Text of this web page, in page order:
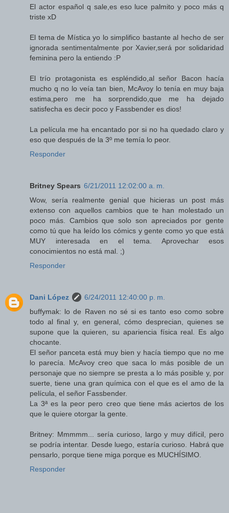
El actor español q sale,es eso luce palmito y poco más q
triste xD
El tema de Mística yo lo simplifico bastante al hecho de ser
ignorada sentimentalmente por Xavier,será por solidaridad
feminina pero la entiendo :P
El trío protagonista es espléndido,al señor Bacon hacía
mucho q no lo veía tan bien, McAvoy lo tenía en muy baja
estima,pero me ha sorprendido,que me ha dejado
satisfecha es decir poco y Fassbender es dios!
La película me ha encantado por si no ha quedado claro y
eso que después de la 3º me temía lo peor.
Responder
Britney Spears 6/21/2011 12:02:00 a. m.
Wow, sería realmente genial que hicieras un post más
extenso con aquellos cambios que te han molestado un
poco más. Cambios que solo son apreciados por gente
como tú que ha leído los cómics y gente como yo que está
MUY interesada en el tema. Aprovechar esos
conocimientos no está mal. ;)
Responder
Dani López
6/24/2011 12:40:00 p. m.
buffymak: lo de Raven no sé si es tanto eso como sobre
todo al final y, en general, cómo desprecian, quienes se
supone que la quieren, su apariencia física real. Es algo
chocante.
El señor panceta está muy bien y hacía tiempo que no me
lo parecía. McAvoy creo que saca lo más posible de un
personaje que no siempre se presta a lo más posible y, por
suerte, tiene una gran química con el que es el amo de la
película, el señor Fassbender.
La 3ª es la peor pero creo que tiene más aciertos de los
que le quiere otorgar la gente.
Britney: Mmmmm... sería curioso, largo y muy difícil, pero
se podría intentar. Desde luego, estaría curioso. Habrá que
pensarlo, porque tiene miga porque es MUCHÍSIMO.
Responder